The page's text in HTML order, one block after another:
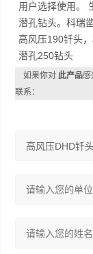
用户选择使用。
潜孔钻头。科瑞
高风压190钎头
潜孔250钻头
如果你对此产品感
联系：